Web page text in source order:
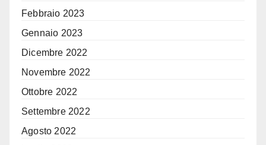
Febbraio 2023
Gennaio 2023
Dicembre 2022
Novembre 2022
Ottobre 2022
Settembre 2022
Agosto 2022